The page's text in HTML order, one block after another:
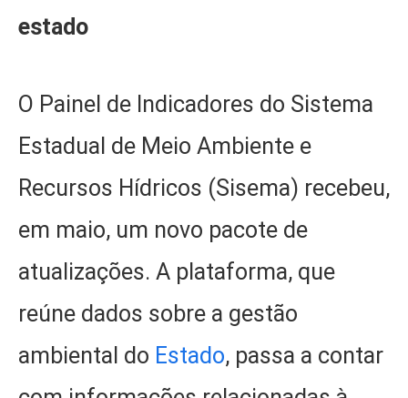
estado
O Painel de Indicadores do Sistema
Estadual de Meio Ambiente e
Recursos Hídricos (Sisema) recebeu,
em maio, um novo pacote de
atualizações. A plataforma, que
reúne dados sobre a gestão
ambiental do Estado, passa a contar